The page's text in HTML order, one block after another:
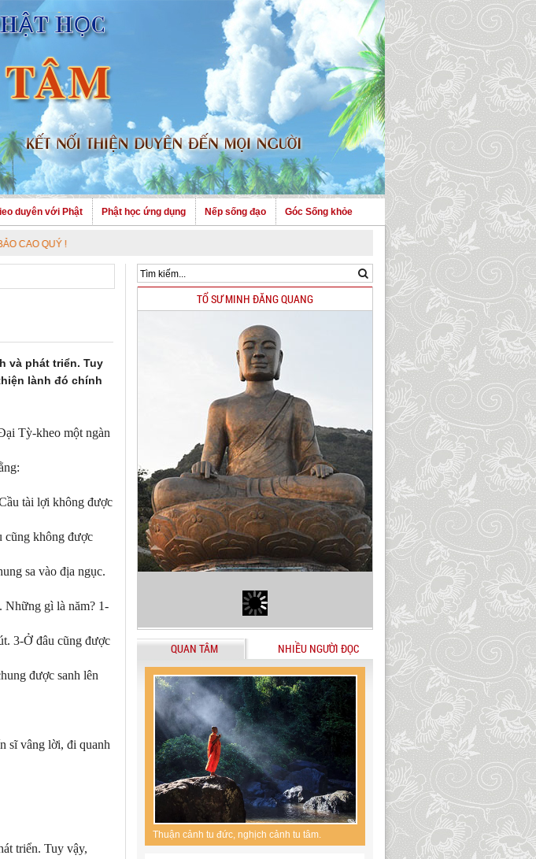
duyên với Phật Phật học ứng dụng Nếp sống đạo Góc Sống khỏe
!
và phát triển. Tuy
lành đó chính
Tỳ-kheo một ngàn
tài lợi không được
cũng không được
sa vào địa ngục.
Những gì là năm? 1-
3-Ở đâu cũng được
được sanh lên
sĩ vâng lời, đi quanh
triển. Tuy vậy,
TỔ SƯ MINH ĐĂNG QUANG
QUAN TÂM NHIỀU NGƯỜI ĐỌC
Thuận cảnh tu đức, nghịch cảnh tu tâm.